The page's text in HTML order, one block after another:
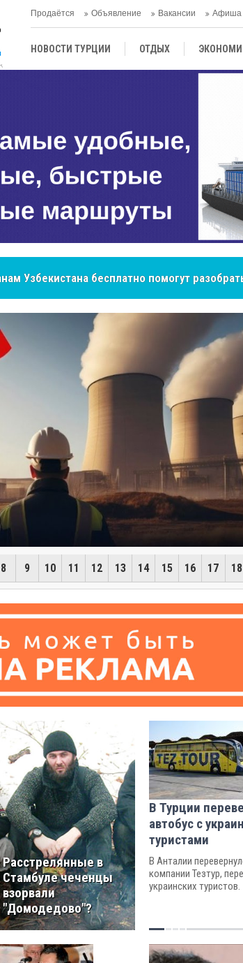
Продаётся Объявление Вакансии Афиша
НОВОСТИ ТУРЦИИ ОТДЫХ
ЦЕНТРАЛЬНАЯ АЗИЯ
бренд, покоривший сердца покупателей
УКРЕПЛЯЕТ ЕДИНСТВО: В
ВСТРЕЧА
ГОСУДАРСТВ
8 9 10 11 12 13 14 15 16 17 18
Расстрелянные в
Стамбуле чеченцы
взорвали
"Домодедово"?
В Турции
автобус с
туристами
В Анталии
компании Тезтур,
украинских туристов.